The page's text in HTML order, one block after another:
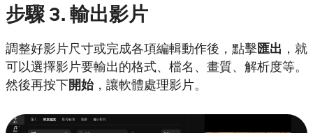
步驟3. 輸出影片
調整好影片尺寸或完成各項編輯動作後，點擊匯出 ，就
可以選擇影片要輸出的格式、檔名、畫質、解析度等。
然後再按下開始，讓軟體處理影片。